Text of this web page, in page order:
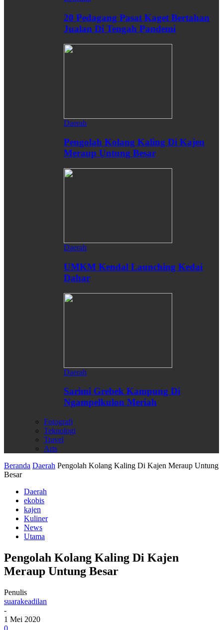
20 Pedagang Pasat Kaget Bertahan
Jualan Di Tengah Pandemi
Daerah
Pengolah Kolang Kaling Di Kajen
Meraup Untung Besar
Daerah
UMKM Kendal Launching Kedai
Dahar
Daerah
Sarimi Grebek Kampung Di
Ngampelkulon Meriah
Fotografi
Teknologi
Travel
Arts
Beranda Daerah Pengolah Kolang Kaling Di Kajen Meraup Untung
Besar
Daerah
ekobis
kajen
Kuliner
News
Utama
Pengolah Kolang Kaling Di Kajen
Meraup Untung Besar
Penulis
suarakeadilan
-
1 Mei 2020
0